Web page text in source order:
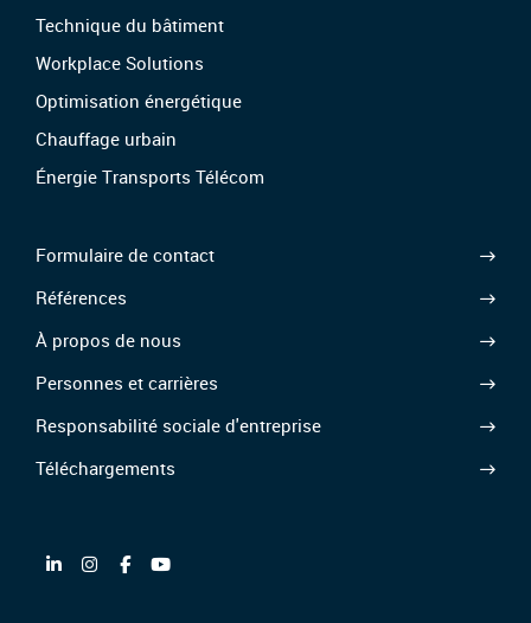
Technique du bâtiment
Workplace Solutions
Optimisation énergétique
Chauffage urbain
Énergie Transports Télécom
Formulaire de contact
Références
À propos de nous
Personnes et carrières
Responsabilité sociale d'entreprise
Téléchargements